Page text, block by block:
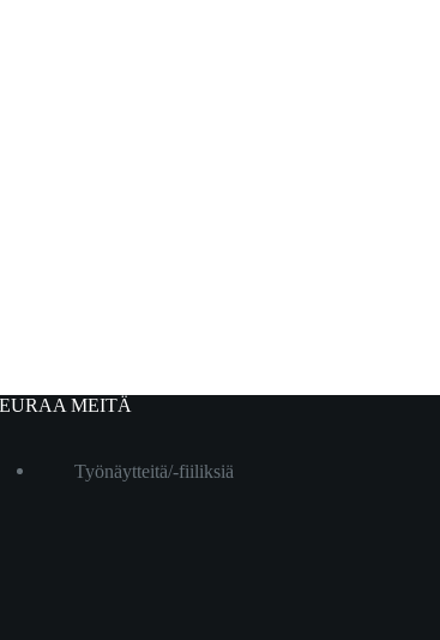
MEITÄ
Työnäytteitä/-fiiliksiä